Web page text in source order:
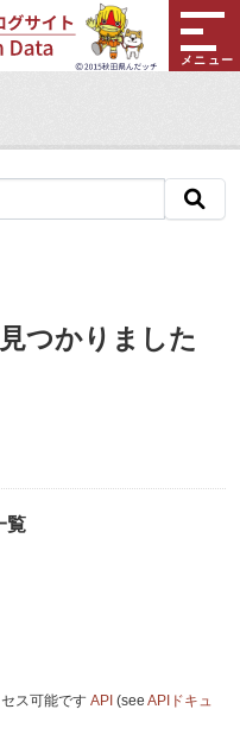
メニュー
つかりました
覧
ス可能です API (see APIドキュ